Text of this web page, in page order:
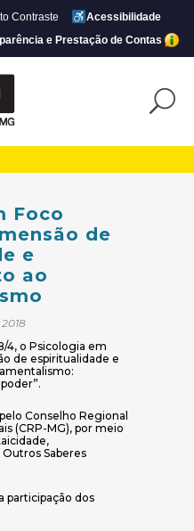
Contraste
Acessibilidade
e Prestação de Contas
Foco
de
e
ao
4, o Psicologia em
de espiritualidade e
Conselho Regional
(CRP-MG), por meio
Saberes
participação dos